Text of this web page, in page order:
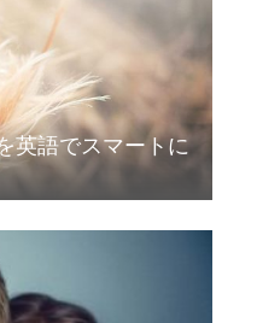
英語でスマートに